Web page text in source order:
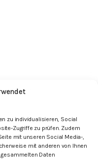
zu individualisieren, Social
Zugriffe zu prüfen. Zudem
mit unseren Social Media-,
mit anderen von Ihnen
Daten